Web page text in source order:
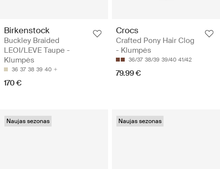
Birkenstock
Buckley Braided
LEOI/LEVE Taupe -
Klumpės
36 37 38 39 40
170 €
Crocs
Crafted Pony Hair Clog
- Klumpės
36/37 38/39 39/40 41/42
79.99 €
Naujas sezonas Naujas sezonas